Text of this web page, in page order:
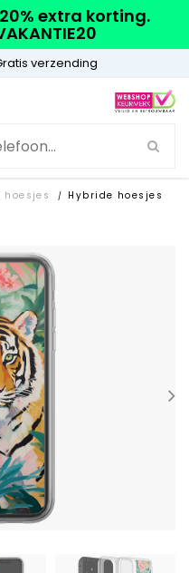
extra korting.
hoesjes / Hybride hoesjes